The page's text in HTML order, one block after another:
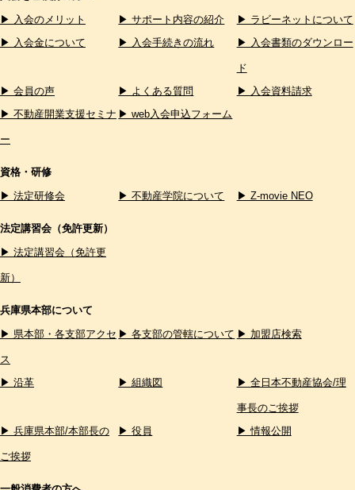
▶ 入会のメリット
▶ サポート内容の紹介
▶ ラビーネットについて
▶ 入会金について
▶ 入会手続きの流れ ▶ 入会書類のダウンロー
ド
▶ 会員の声
▶ よくある質問
▶ 入会資料請求
▶ 不動産開業支援セミナ
ー
▶ web入会申込フォーム
資格・研修
▶ 法定研修会
▶ 不動産学院について ▶ Z-movie NEO
法定講習会（免許更新）
▶ 法定講習会（免許更
新）
兵庫県本部について
▶ 県本部・各支部アクセ
ス
▶ 各支部の管轄について ▶ 加盟店検索
▶ 沿革 ▶ 組織図 ▶ 全日本不動産協会/理
事長のご挨拶
▶ 兵庫県本部/本部長の
ご挨拶
▶ 役員 ▶ 情報公開